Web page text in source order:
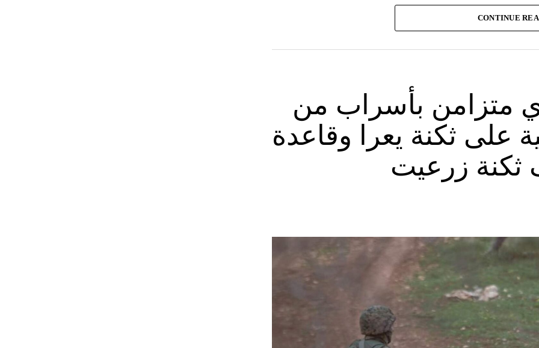
منشأة عسكرية تحمل اسم “عماد 4″، نسبة الى القائد العسكري في “الحزب” عماد مغنية الذي
CONTINUE
متزامن بأسراب من
على ثكنة يعرا وقاعدة
زرعيت